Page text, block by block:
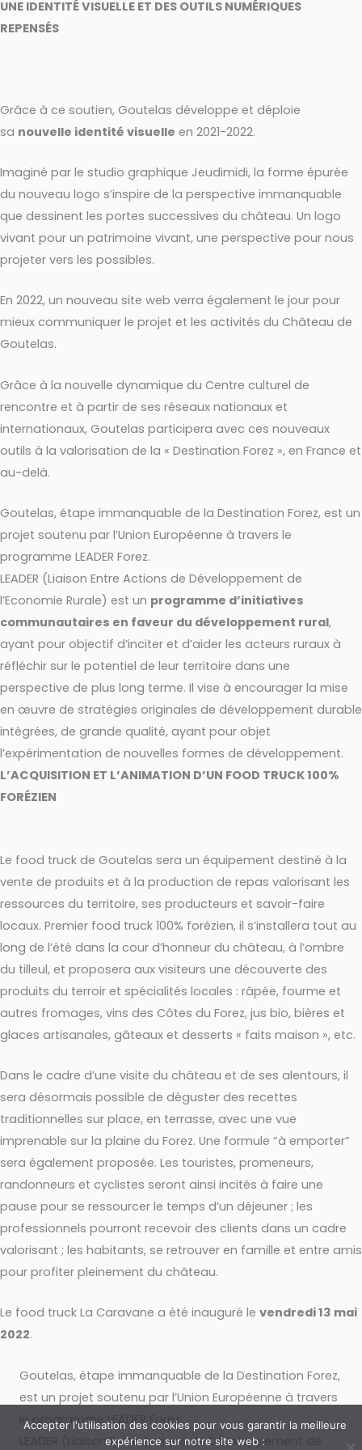
UNE IDENTITÉ VISUELLE ET DES OUTILS NUMÉRIQUES
REPENSÉS
Grâce à ce soutien, Goutelas développe et déploie
sa nouvelle identité visuelle en 2021-2022.
Imaginé par le studio graphique Jeudimidi, la forme épurée
du nouveau logo s’inspire de la perspective immanquable
que dessinent les portes successives du château. Un logo
vivant pour un patrimoine vivant, une perspective pour nous
projeter vers les possibles.
En 2022, un nouveau site web verra également le jour pour
mieux communiquer le projet et les activités du Château de
Goutelas.
Grâce à la nouvelle dynamique du Centre culturel de
rencontre et à partir de ses réseaux nationaux et
internationaux, Goutelas participera avec ces nouveaux
outils à la valorisation de la « Destination Forez », en France et
au-delà.
Goutelas, étape immanquable de la Destination Forez, est un
projet soutenu par l’Union Européenne à travers le
programme LEADER Forez.
LEADER (Liaison Entre Actions de Développement de
l’Economie Rurale) est un programme d’initiatives
communautaires en faveur du développement rural,
ayant pour objectif d’inciter et d’aider les acteurs ruraux à
réfléchir sur le potentiel de leur territoire dans une
perspective de plus long terme. Il vise à encourager la mise
en œuvre de stratégies originales de développement durable
intégrées, de grande qualité, ayant pour objet
l’expérimentation de nouvelles formes de développement.
L’ACQUISITION ET L’ANIMATION D’UN FOOD TRUCK 100%
FORÉZIEN
Le food truck de Goutelas sera un équipement destiné à la
vente de produits et à la production de repas valorisant les
ressources du territoire, ses producteurs et savoir-faire
locaux. Premier food truck 100% forézien, il s’installera tout au
long de l’été dans la cour d’honneur du château, à l’ombre
du tilleul, et proposera aux visiteurs une découverte des
produits du terroir et spécialités locales : râpée, fourme et
autres fromages, vins des Côtes du Forez, jus bio, bières et
glaces artisanales, gâteaux et desserts « faits maison », etc.
Dans le cadre d’une visite du château et de ses alentours, il
sera désormais possible de déguster des recettes
traditionnelles sur place, en terrasse, avec une vue
imprenable sur la plaine du Forez. Une formule “à emporter”
sera également proposée. Les touristes, promeneurs,
randonneurs et cyclistes seront ainsi incités à faire une
pause pour se ressourcer le temps d’un déjeuner ; les
professionnels pourront recevoir des clients dans un cadre
valorisant ; les habitants, se retrouver en famille et entre amis
pour profiter pleinement du château.
Le food truck La Caravane a été inauguré le vendredi 13 mai
2022.
Goutelas, étape immanquable de la Destination Forez,
est un projet soutenu par l’Union Européenne à travers
le programme LEADER Forez.
LEADER (Liaison Entre Actions de Développement de
Accepter l'utilisation des cookies pour vous garantir la meilleure
expérience sur notre site web :